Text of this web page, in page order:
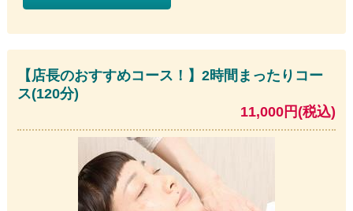
【店長のおすすめコース！】2時間まったりコー
ス(120分)
11,000円(税込)